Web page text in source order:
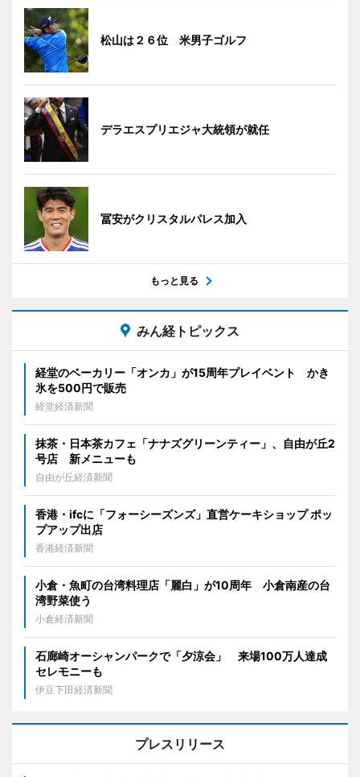
松山は２６位 米男子ゴルフ
デラエスプリエジャ大統領が就任
冨安がクリスタルパレス加入
もっと見る
みん経トピックス
経堂のベーカリー「オンカ」が15周年プレイベント かき
氷を500円で販売
経堂経済新聞
抹茶・日本茶カフェ「ナナズグリーンティー」、自由が丘2
号店 新メニューも
自由が丘経済新聞
香港・ifcに「フォーシーズンズ」直営ケーキショップ ポッ
プアップ出店
香港経済新聞
小倉・魚町の台湾料理店「麗白」が10周年 小倉南産の台
湾野菜使う
小倉経済新聞
石廊崎オーシャンパークで「夕涼会」 来場100万人達成
セレモニーも
伊豆下田経済新聞
プレスリリース